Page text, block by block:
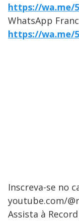
https://wa.me/
WhatsApp
https://wa.me/
Inscreva-se no
youtube.com/
Assista à